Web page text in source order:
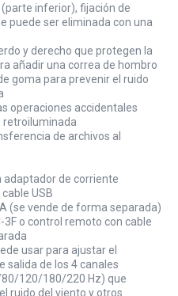
inferior), fijación de
puede ser eliminada con una
y derecho que protegen la
añadir una correa de hombro
goma para prevenir el ruido
operaciones accidentales
retroiluminada
de archivos al
adaptador de corriente
USB
(se vende de forma separada)
3F o control remoto con cable
usar para ajustar el
salida de los 4 canales
120/180/220 Hz) que
ruido del viento y otros